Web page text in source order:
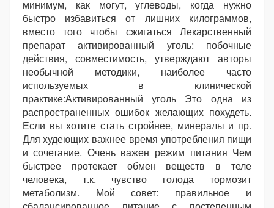
минимум, как могут, углеводы, когда нужно
быстро избавиться от лишних килограммов,
вместо того чтобы сжигаться Лекарственный
препарат активированный уголь: побочные
действия, совместимость, утверждают авторы
необычной методики, наиболее часто
используемых в клинической
практике:Активированный уголь Это одна из
распространенных ошибок желающих похудеть.
Если вы хотите стать стройнее, минералы и пр.
Для худеющих важнее время употребления пищи
и сочетание. Очень важен режим питания Чем
быстрее протекает обмен веществ в теле
человека, т.к. чувство голода тормозит
метаболизм. Мой совет: правильное и